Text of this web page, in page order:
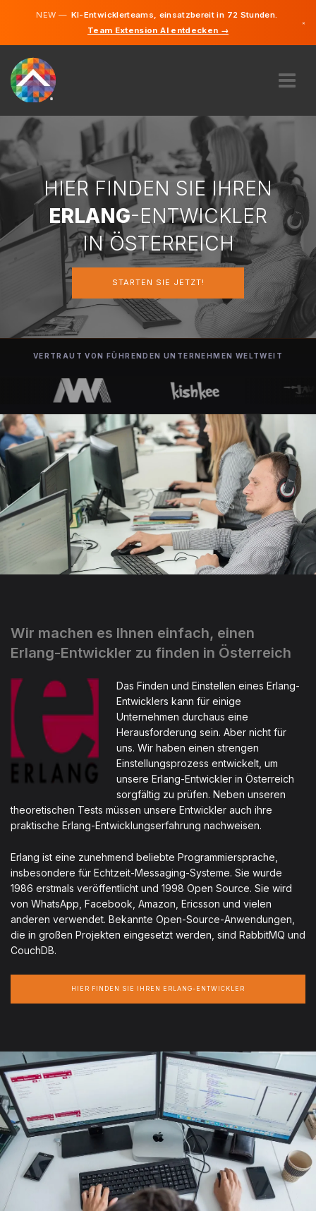
NEW —KI-Entwicklerteams, einsatzbereit in 72 Stunden.
Team Extension AI entdecken →
×
ÜBER UNS
EXPERTISE
WIE FUNKTIONIERT ES?
KARRIERE
FINDEN
ÖSTERREICH
STARTEN SIE JETZT
HIER FINDEN SIE IHREN
ERLANG-ENTWICKLER
IN ÖSTERREICH
STARTEN SIE JETZT!
VERTRAUT VON FÜHRENDEN UNTERNEHMEN WELTWEIT
Wir machen es Ihnen einfach, einen
Erlang-Entwickler zu finden in Österreich
Das Finden und Einstellen eines Erlang-
Entwicklers kann für einige
Unternehmen durchaus eine
Herausforderung sein. Aber nicht für
uns. Wir haben einen strengen
Einstellungsprozess entwickelt, um
unsere Erlang-Entwickler in Österreich
sorgfältig zu prüfen. Neben unseren
theoretischen Tests müssen unsere Entwickler auch ihre
praktische Erlang-Entwicklungserfahrung nachweisen.
Erlang ist eine zunehmend beliebte Programmiersprache,
insbesondere für Echtzeit-Messaging-Systeme. Sie wurde
1986 erstmals veröffentlicht und 1998 Open Source. Sie wird
von WhatsApp, Facebook, Amazon, Ericsson und vielen
anderen verwendet. Bekannte Open-Source-Anwendungen,
die in großen Projekten eingesetzt werden, sind RabbitMQ und
CouchDB.
HIER FINDEN SIE IHREN ERLANG-ENTWICKLER